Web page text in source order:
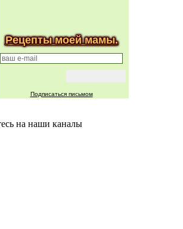
Рецепты моей мамы.
Подписаться письмом
на наши каналы